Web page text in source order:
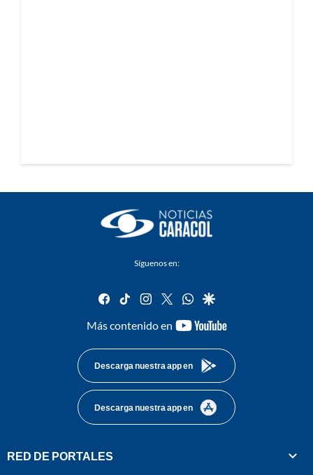
Síguenos en:
facebook
tiktok instagram
twitterwhatsapp
google
Más contenido en
youtube-
Descarga nuestra app en
Descarga nuestra app en
RED DE PORTALES